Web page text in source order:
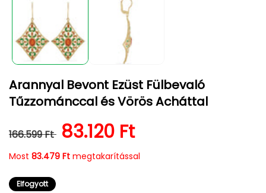
megnyitása
modális
párbeszédpanelen
Arannyal Bevont Ezüst Fülbevaló
Tűzzománccal és Vörös Acháttal
Normál ár
166.599 Ft Kedvezményes ár
83.120 Ft
Most 83.479 Ft megtakarítással
Elfogyott